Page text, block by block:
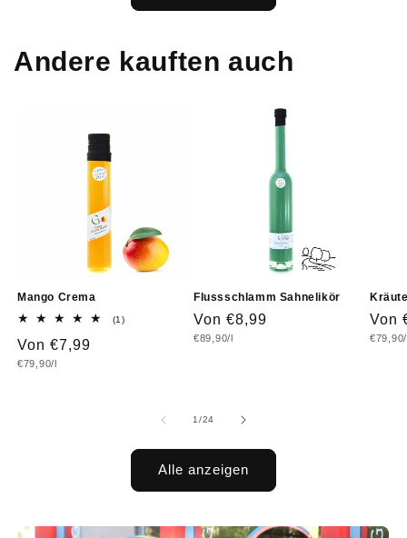
Andere kauften auch
Mango Crema
(1)1
Normaler
Preis
Von €7,99
Grundpreis
€79,90/l
Flussschlamm Sahnelikör
Normaler
Preis
Von €8,99
Grundpreis
€89,90/l
Preis
Von
1/von
24
Alle anzeigen